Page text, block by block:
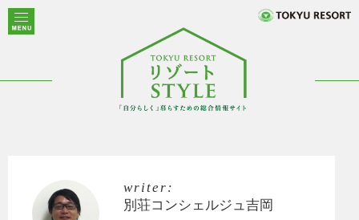
writer:
別荘コンシェルジュ吉岡